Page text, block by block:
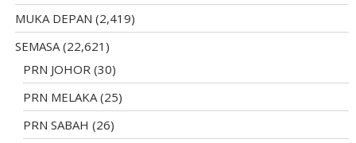
MUKA DEPAN (2,419)
SEMASA(22,621)
PRN JOHOR (30)
PRN MELAKA(25)
PRN SABAH (26)